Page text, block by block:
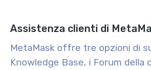
Assistenza clienti di
MetaMask offre tre opzioni di
Knowledge Base, i Forum della